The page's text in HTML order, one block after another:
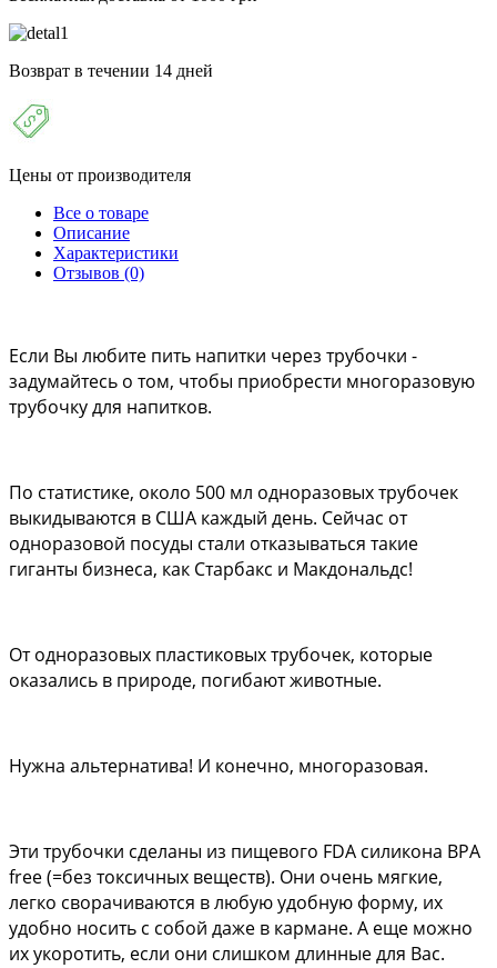
Возврат в течении 14 дней
Цены от производителя
Все о товаре
Описание
Характеристики
Отзывов (0)
Если Вы любите пить напитки через трубочки -
задумайтесь о том, чтобы приобрести многоразовую
трубочку для напитков.
По статистике, около 500 мл одноразовых трубочек
выкидываются в США каждый день. Сейчас от
одноразовой посуды стали отказываться такие
гиганты бизнеса, как Старбакс и Макдональдс!
От одноразовых пластиковых трубочек, которые
оказались в природе, погибают животные.
Нужна альтернатива! И конечно, многоразовая.
Эти трубочки сделаны из пищевого FDA силикона BPA
free (=без токсичных веществ). Они очень мягкие,
легко сворачиваются в любую удобную форму, их
удобно носить с собой даже в кармане. А еще можно
их укоротить, если они слишком длинные для Вас.